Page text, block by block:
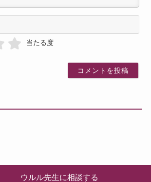
当たる度
ウルル先生に相談する